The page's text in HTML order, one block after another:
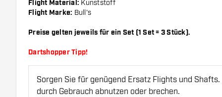
Flight Material: Kunststoff
Flight Marke: Bull's
Preise gelten jeweils für ein Set (1 Set = 3 Stück).
Dartshopper Tipp!
Sorgen Sie für genügend Ersatz Flights und
durch Gebrauch abnutzen oder brechen.